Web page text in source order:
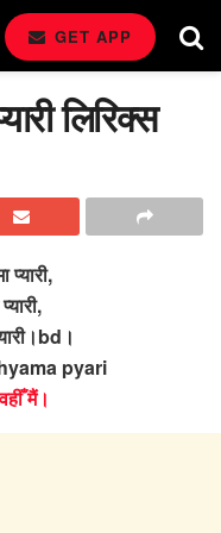
GET APP
लिरिक्स
प्यारी,
pyari
मैं।